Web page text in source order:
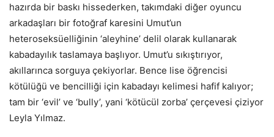
hazırda bir baskı hissederken, takımdaki diğer oyuncu
arkadaşları bir fotoğraf karesini Umut’un
heteroseksüelliğinin ‘aleyhine’ delil olarak kullanarak
kabadayılık taslamaya başlıyor. Umut’u sıkıştırıyor,
akıllarınca sorguya çekiyorlar. Bence lise öğrencisi
kötülüğü ve bencilliği için kabadayı kelimesi hafif kalıyor;
tam bir ‘evil’ ve ‘bully’, yani ‘kötücül zorba’ çerçevesi çiziyor
Leyla Yılmaz.